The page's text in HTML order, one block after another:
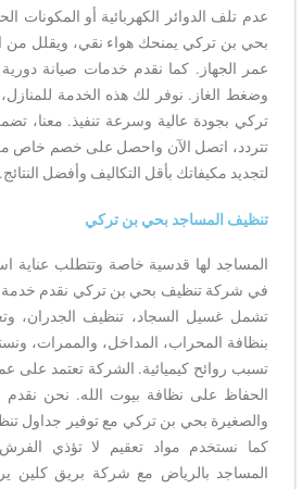
عدم تلف الدوائر الكهربائية أو المكونات
بحي بن تركي يمنحك هواء نقي، ويقلل من
عمر الجهاز. كما نقدم خدمات صيانة
وضغط الغاز. نوفر لك هذه الخدمة
تركي بجودة عالية وسرعة تنفيذ. معنا،
تتردد، اتصل الآن واحصل على خصم خاص
لتجديد مكيفاتك بأقل التكاليف وأفضل النتائج.
تنظيف المساجد بحي بن تركي
المساجد لها قدسية خاصة وتتطلب عناية
في شركة تنظيف بحي بن تركي نقدم خدمة
تشمل غسيل السجاد، تنظيف الجدران،
بنظافة المحراب، المداخل، والممرات،
تسبب روائح كيميائية. الشركة تعتمد على
الحفاظ على نظافة بيوت الله. نحن نقدم
والصغيرة بحي بن تركي مع توفير جداول
كما نستخدم مواد تعقيم لا تؤذي
المساجد بالرياض مع شركة بريق كلين